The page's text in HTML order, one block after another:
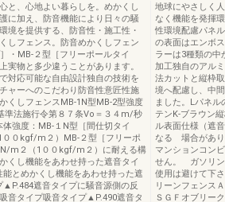
と、心地よい暮らしを。めかくし
に加え、防音機能により日々の騒
境を提供する、防音性・施工性・
しフェンス。防音めかくしフェン
・MB-２型［フリーポールタイ
実物と多少違うことがあります。
対応可能な自由設計独自の技術を
ャーへのこだわり防音性意匠性施
くしフェンスMB-1N型MB-2型強度
準法施行令第８７条Vo＝３４m/秒
強度：MB-１N型［間仕切タイ
０kgf/m２）MB-２型［フリーポ
m２（1００kgf/m２）に耐える構
くし機能をあわせ持った遮音タイ
とめかくし機能をあわせ持った遮
遮音タイプに騒音源側の反
音タイプ吸音タイプ▲P.490遮音タ
地球にやさしく
なく機能を発揮
性環境配慮パネ
の表面はエンボ
ラーは3種類の中
加工独自のアル
法カットと縦枠
境へ配慮し、中
ました。Lパネル
テンK-ブラウン
ル表面仕様（遮
なる 場合があり
マンションコン
せん。 ガソリン
使用は避けて下
リーンフェンス
ＳＧＦオブリー